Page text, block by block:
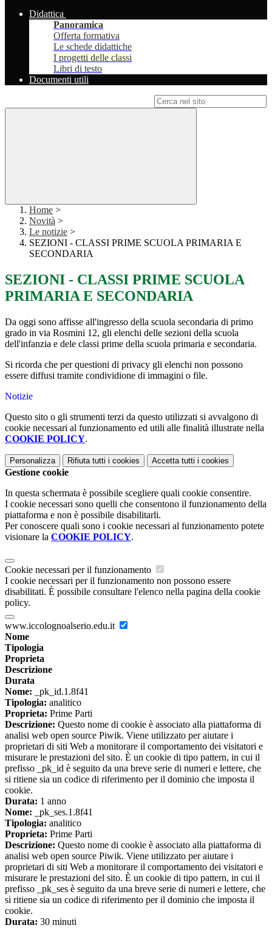
Didattica
Panoramica
Offerta formativa
Le schede didattiche
I progetti delle classi
Libri di testo
Documenti utili
Home >
Novità >
Le notizie >
SEZIONI - CLASSI PRIME SCUOLA PRIMARIA E
SECONDARIA
SEZIONI - CLASSI PRIME SCUOLA
PRIMARIA E SECONDARIA
Da oggi sono affisse all'ingresso della scuola secondaria di primo
grado in via Rosmini 12, gli elenchi delle sezioni della scuola
dell'infanzia e dele classi prime della scuola primaria e secondaria.
Si ricorda che per questioni di privacy gli elenchi non possono
essere diffusi tramite condividione di immagini o file.
Notizie
Questo sito o gli strumenti terzi da questo utilizzati si avvalgono di
cookie necessari al funzionamento ed utili alle finalità illustrate nella
COOKIE POLICY.
Personalizza Rifiuta tutti i cookies Accetta tutti i cookies
Gestione cookie
In questa schermata è possibile scegliere quali cookie consentire.
I cookie necessari sono quelli che consentono il funzionamento della
piattaforma e non è possibile disabilitarli.
Per conoscere quali sono i cookie necessari al funzionamento potete
visionare la COOKIE POLICY.
Cookie necessari per il funzionamento
I cookie necessari per il funzionamento non possono essere
disabilitati. È possibile consultare l'elenco nella pagina della cookie
policy.
www.iccolognoalserio.edu.it
Nome
Tipologia
Proprieta
Descrizione
Durata
Nome: _pk_id.1.8f41
Tipologia: analitico
Proprieta: Prime Parti
Descrizione: Questo nome di cookie è associato alla piattaforma di
analisi web open source Piwik. Viene utilizzato per aiutare i
proprietari di siti Web a monitorare il comportamento dei visitatori e
misurare le prestazioni del sito. È un cookie di tipo pattern, in cui il
prefisso _pk_id è seguito da una breve serie di numeri e lettere, che
si ritiene sia un codice di riferimento per il dominio che imposta il
cookie.
Durata: 1 anno
Nome: _pk_ses.1.8f41
Tipologia: analitico
Proprieta: Prime Parti
Descrizione: Questo nome di cookie è associato alla piattaforma di
analisi web open source Piwik. Viene utilizzato per aiutare i
proprietari di siti Web a monitorare il comportamento dei visitatori e
misurare le prestazioni del sito. È un cookie di tipo pattern, in cui il
prefisso _pk_ses è seguito da una breve serie di numeri e lettere, che
si ritiene sia un codice di riferimento per il dominio che imposta il
cookie.
Durata: 30 minuti